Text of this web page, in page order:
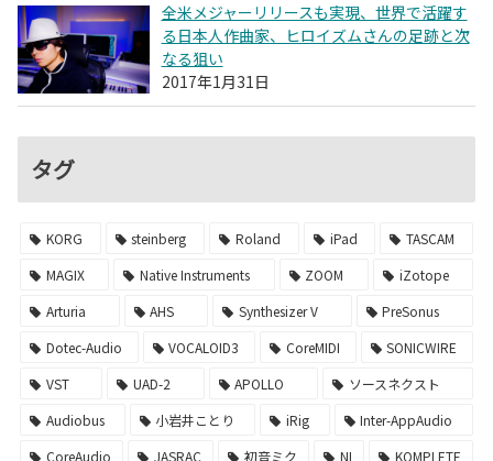
全米メジャーリリースも実現、世界で活躍す
る日本人作曲家、ヒロイズムさんの足跡と次
なる狙い
2017年1月31日
タグ
KORG steinberg Roland iPad
TASCAM
MAGIX
Native Instruments ZOOM
iZotope
Arturia
AHS Synthesizer V
PreSonus
Dotec-Audio
VOCALOID3 CoreMIDI
SONICWIRE
VST
UAD-2 APOLLO
ソースネクスト
Audiobus
小岩井ことり iRig
Inter-AppAudio
CoreAudio
JASRAC 初音ミク NI
KOMPLETE